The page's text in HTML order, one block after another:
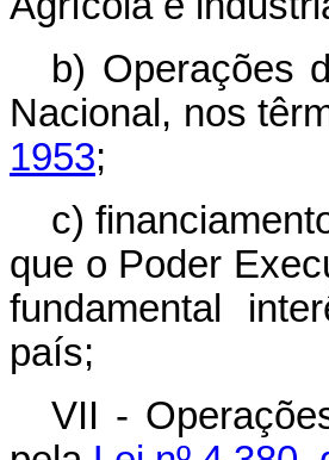
b) Operações
Nacional, nos
1953;
c)
que o Poder
fundamental
país;
VII -